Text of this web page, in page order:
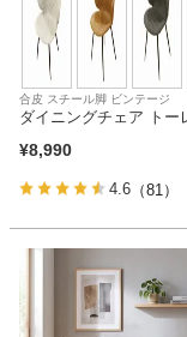
収納用品
生活用品
キッチン用品
家電・照明器
合皮 スチール脚 ビンテージ
ダイニングチェア トー
¥8,990
4.6 （81）